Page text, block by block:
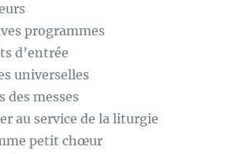
programmes
d’entrée
universelles
des messes
au service de la liturgie
petit chœur